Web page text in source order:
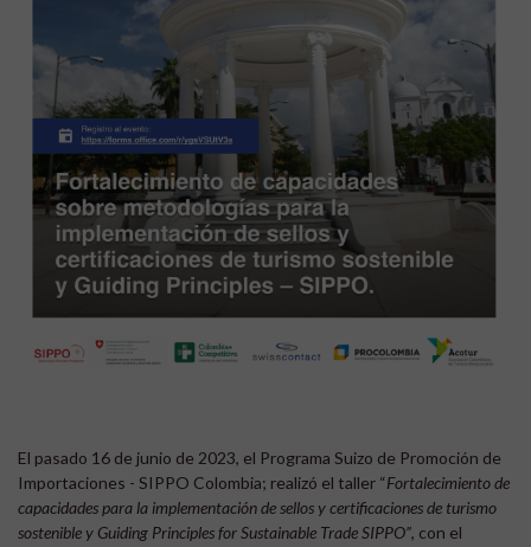
El pasado 16 de junio de 2023, el Programa Suizo de Promoción de
Importaciones - SIPPO Colombia; realizó el taller “Fortalecimiento de
capacidades para la implementación de sellos y certificaciones de turismo
sostenible y Guiding Principles for Sustainable Trade SIPPO”, con el